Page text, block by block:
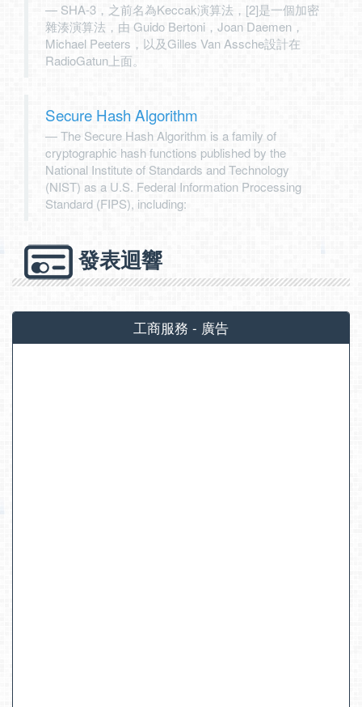
SHA-3，之前名為Keccak演算法，[2]是一個加密
雜湊演算法，由 Guido Bertoni，Joan Daemen，
Michael Peeters，以及Gilles Van Assche設計在
RadioGatun上面。
Secure Hash Algorithm
The Secure Hash Algorithm is a family of
cryptographic hash functions published by the
National Institute of Standards and Technology
(NIST) as a U.S. Federal Information Processing
Standard (FIPS), including:
發表迴響
工商服務 - 廣告